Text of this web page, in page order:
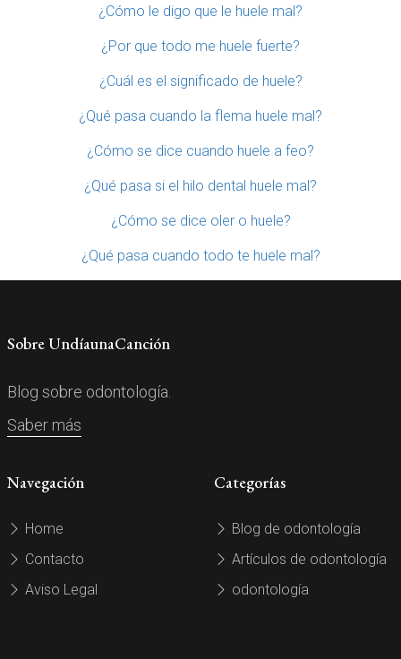
¿Cómo le digo que le huele mal?
¿Por que todo me huele fuerte?
¿Cuál es el significado de huele?
¿Qué pasa cuando la flema huele mal?
¿Cómo se dice cuando huele a feo?
¿Qué pasa si el hilo dental huele mal?
¿Cómo se dice oler o huele?
¿Qué pasa cuando todo te huele mal?
Sobre UndíaunaCanción
Blog sobre odontología.
Saber más
Navegación
Home
Contacto
Aviso Legal
Categorías
Blog de odontología
Artículos de odontología
odontología